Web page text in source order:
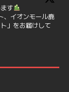
す
、イオンモール鹿
」をお届けして